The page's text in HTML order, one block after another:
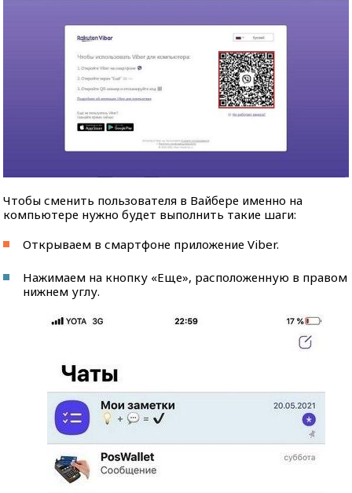
Чтобы сменить пользователя в Вайбере именно на
компьютере нужно будет выполнить такие шаги:
Открываем в смартфоне приложение Viber.
Нажимаем на кнопку «Еще», расположенную в правом
нижнем углу.